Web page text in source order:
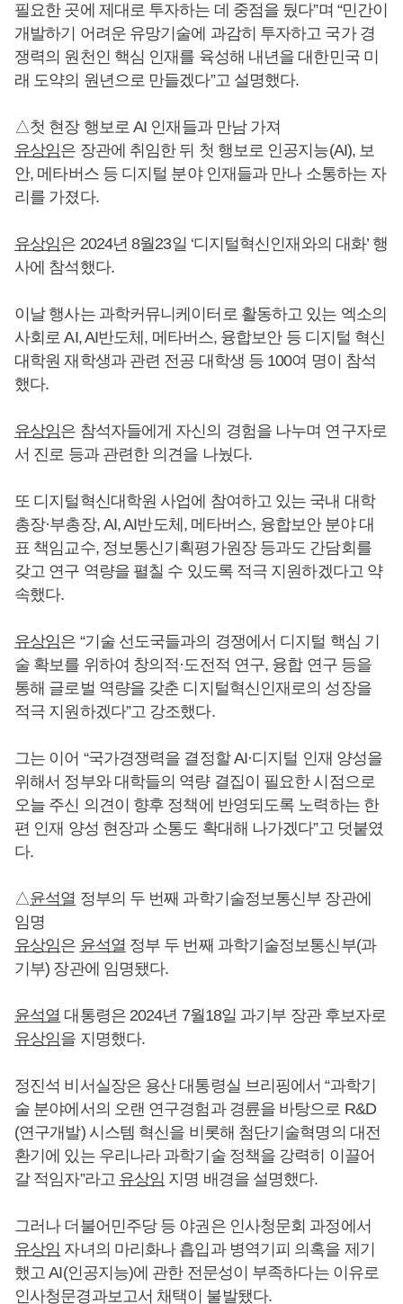
필요한 곳에 제대로 투자하는 데 중점을 뒀다”며 “민간이
개발하기 어려운 유망기술에 과감히 투자하고 국가 경
쟁력의 원천인 핵심 인재를 육성해 내년을 대한민국 미
래 도약의 원년으로 만들겠다”고 설명했다.
△첫 현장 행보로 AI 인재들과 만남 가져
유상임은 장관에 취임한 뒤 첫 행보로 인공지능(AI), 보
안, 메타버스 등 디지털 분야 인재들과 만나 소통하는 자
리를 가졌다.
유상임은 2024년 8월23일 ‘디지털혁신인재와의 대화’ 행
사에 참석했다.
이날 행사는 과학커뮤니케이터로 활동하고 있는 엑소의
사회로 AI, AI반도체, 메타버스, 융합보안 등 디지털 혁신
대학원 재학생과 관련 전공 대학생 등 100여 명이 참석
했다.
유상임은 참석자들에게 자신의 경험을 나누며 연구자로
서 진로 등과 관련한 의견을 나눴다.
또 디지털혁신대학원 사업에 참여하고 있는 국내 대학
총장·부총장, AI, AI반도체, 메타버스, 융합보안 분야 대
표 책임교수, 정보통신기획평가원장 등과도 간담회를
갖고 연구 역량을 펼칠 수 있도록 적극 지원하겠다고 약
속했다.
유상임은 “기술 선도국들과의 경쟁에서 디지털 핵심 기
술 확보를 위하여 창의적·도전적 연구, 융합 연구 등을
통해 글로벌 역량을 갖춘 디지털혁신인재로의 성장을
적극 지원하겠다”고 강조했다.
그는 이어 “국가경쟁력을 결정할 AI·디지털 인재 양성을
위해서 정부와 대학들의 역량 결집이 필요한 시점으로
오늘 주신 의견이 향후 정책에 반영되도록 노력하는 한
편 인재 양성 현장과 소통도 확대해 나가겠다”고 덧붙였
다.
△윤석열 정부의 두 번째 과학기술정보통신부 장관에
임명
유상임은 윤석열 정부 두 번째 과학기술정보통신부(과
기부) 장관에 임명됐다.
윤석열 대통령은 2024년 7월18일 과기부 장관 후보자로
유상임을 지명했다.
정진석 비서실장은 용산 대통령실 브리핑에서 “과학기
술 분야에서의 오랜 연구경험과 경륜을 바탕으로 R&D
(연구개발) 시스템 혁신을 비롯해 첨단기술혁명의 대전
환기에 있는 우리나라 과학기술 정책을 강력히 이끌어
갈 적임자”라고 유상임 지명 배경을 설명했다.
그러나 더불어민주당 등 야권은 인사청문회 과정에서
유상임 자녀의 마리화나 흡입과 병역기피 의혹을 제기
했고 AI(인공지능)에 관한 전문성이 부족하다는 이유로
인사청문경과보고서 채택이 불발됐다.